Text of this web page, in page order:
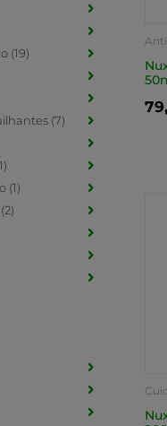
(19)
(7)
(1)